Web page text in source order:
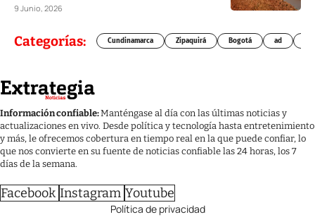
9 Junio, 2026
Categorías: Cundinamarca Zipaquirá Bogotá ad
Información confiable:Manténgase al día con las últimas noticias y
actualizaciones en vivo. Desde política y tecnología hasta entretenimiento
y más, le ofrecemos cobertura en tiempo real en la que puede confiar, lo
que nos convierte en su fuente de noticias confiable las 24 horas, los 7
días de la semana.
Facebook Instagram Youtube
Política de privacidad